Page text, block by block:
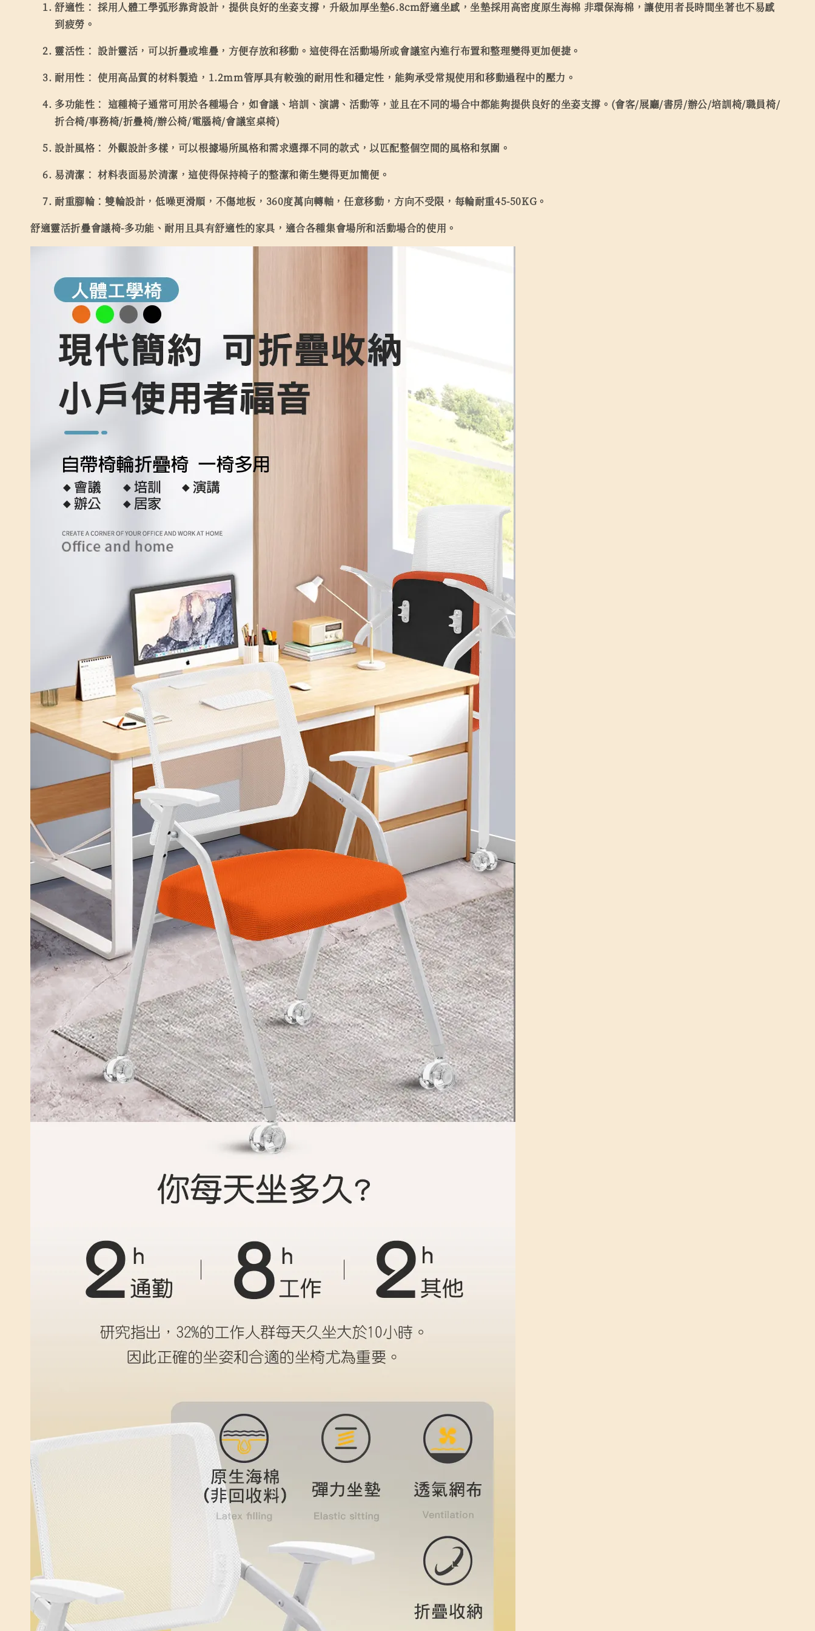
舒適性： 採用人體工學弧形靠背設計，提供良好的坐姿支撐，升級加厚坐墊6.8cm舒適坐感，坐墊採用高密度原生海棉 非環保海棉，讓使用者長時間坐著也不易感
到疲勞。
靈活性： 設計靈活，可以折疊或堆疊，方便存放和移動。這使得在活動場所或會議室內進行布置和整理變得更加便捷。
耐用性： 使用高品質的材料製造，1.2mm管厚具有較強的耐用性和穩定性，能夠承受常規使用和移動過程中的壓力。
多功能性： 這種椅子通常可用於各種場合，如會議、培訓、演講、活動等，並且在不同的場合中都能夠提供良好的坐姿支撐。(會客/展廳/書房/辦公/培訓椅/職員椅/
折合椅/事務椅/折疊椅/辦公椅/電腦椅/會議室桌椅)
設計風格： 外觀設計多樣，可以根據場所風格和需求選擇不同的款式，以匹配整個空間的風格和氛圍。
易清潔： 材料表面易於清潔，這使得保持椅子的整潔和衛生變得更加簡便。
耐重腳輪： 雙輪設計，低噪更滑順，不傷地板，360度萬向轉軸，任意移動，方向不受限，每輪耐重45-50KG。
舒適靈活折疊會議椅-多功能、耐用且具有舒適性的家具，適合各種集會場所和活動場合的使用。